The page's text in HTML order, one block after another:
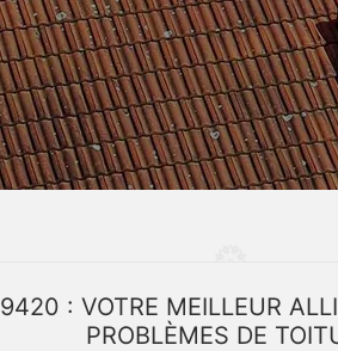
: VOTRE MEILLEUR
PROBLÈMES DE